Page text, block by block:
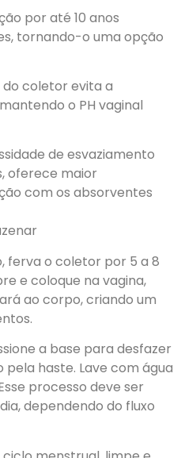
por até 10 anos
tornando-o uma opção
do coletor evita a
o PH vaginal
de esvaziamento
oferece maior
com os absorventes
ferva o coletor por 5 a 8
e coloque na vagina,
ao corpo, criando um
a base para desfazer
haste. Lave com água
processo deve ser
dependendo do fluxo